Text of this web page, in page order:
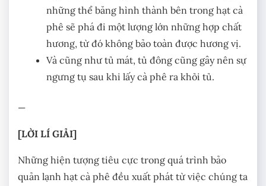
những thể băng hình thành bên trong hạt cà
phê sẽ phá đi một lượng lớn những hợp chất
hương, từ đó không bảo toàn được hương vị.
Và cũng như tủ mát, tủ đông cũng gây nên sự
ngưng tụ sau khi lấy cà phê ra khỏi tủ.
—
[LỜI LÍ GIẢI]
Những hiện tượng tiêu cực trong quá trình bảo
quản lạnh hạt cà phê đều xuất phát từ việc chúng ta